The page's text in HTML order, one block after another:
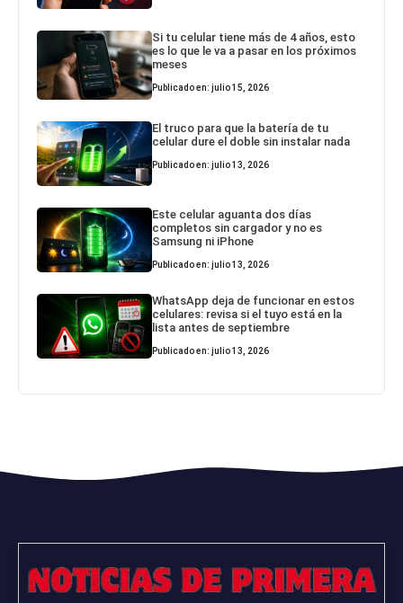
Si tu celular tiene más de 4 años, esto
es lo que le va a pasar en los próximos
meses
Publicado en: julio 15, 2026
El truco para que la batería de tu
celular dure el doble sin instalar nada
Publicado en: julio 13, 2026
Este celular aguanta dos días
completos sin cargador y no es
Samsung ni iPhone
Publicado en: julio 13, 2026
WhatsApp deja de funcionar en estos
celulares: revisa si el tuyo está en la
lista antes de septiembre
Publicado en: julio 13, 2026